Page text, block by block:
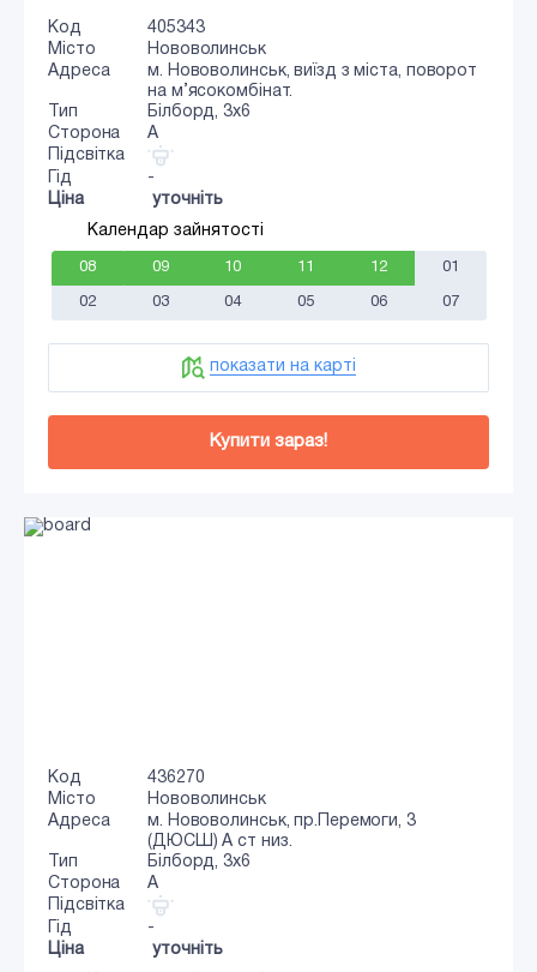
Код
405343
Місто
Нововолинськ
Адреса
м. Нововолинськ, виїзд з міста, поворот
на м’ясокомбінат.
Тип
Білборд, 3х6
Сторона
A
Підсвітка
Гід
-
Ціна
уточніть
Календар зайнятості
08 09 10 11 12 01
02 03 04 05 06 07
показати на карті
Купити зараз!
Код
436270
Місто
Нововолинськ
Адреса
м. Нововолинськ, пр.Перемоги, 3
(ДЮСШ) А ст низ.
Тип
Білборд, 3х6
Сторона
A
Підсвітка
Гід
-
Ціна
уточніть